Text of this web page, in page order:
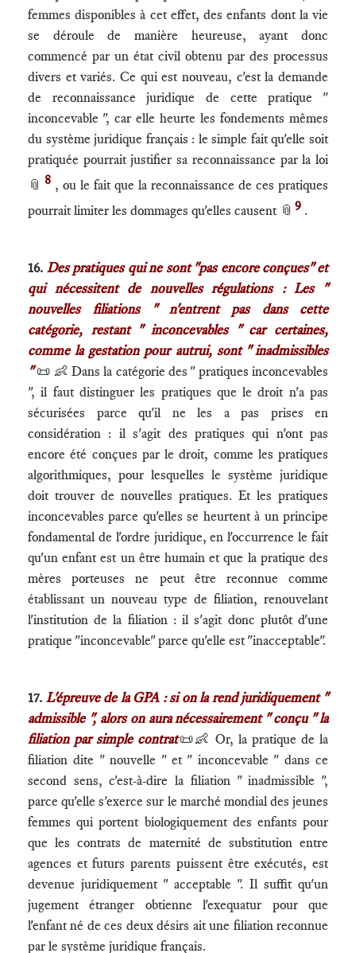
femmes disponibles à cet effet, des enfants dont la vie
se déroule de manière heureuse, ayant donc
commencé par un état civil obtenu par des processus
divers et variés. Ce qui est nouveau, c'est la demande
de reconnaissance juridique de cette pratique "
inconcevable ", car elle heurte les fondements mêmes
du système juridique français : le simple fait qu'elle soit
pratiquée pourrait justifier sa reconnaissance par la loi
📎 8 , ou le fait que la reconnaissance de ces pratiques
pourrait limiter les dommages qu'elles causent 📎 9 .
16. Des pratiques qui ne sont "pas encore conçues" et
qui nécessitent de nouvelles régulations : Les "
nouvelles filiations " n'entrent pas dans cette
catégorie, restant " inconcevables " car certaines,
comme la gestation pour autrui, sont " inadmissibles
"📜 👶 Dans la catégorie des " pratiques inconcevables
", il faut distinguer les pratiques que le droit n'a pas
sécurisées parce qu'il ne les a pas prises en
considération : il s'agit des pratiques qui n'ont pas
encore été conçues par le droit, comme les pratiques
algorithmiques, pour lesquelles le système juridique
doit trouver de nouvelles pratiques. Et les pratiques
inconcevables parce qu'elles se heurtent à un principe
fondamental de l'ordre juridique, en l'occurrence le fait
qu'un enfant est un être humain et que la pratique des
mères porteuses ne peut être reconnue comme
établissant un nouveau type de filiation, renouvelant
l'institution de la filiation : il s'agit donc plutôt d'une
pratique "inconcevable" parce qu'elle est "inacceptable".
17. L'épreuve de la GPA : si on la rend juridiquement "
admissible ", alors on aura nécessairement " conçu " la
filiation par simple contrat📜👶 Or, la pratique de la
filiation dite " nouvelle " et " inconcevable " dans ce
second sens, c'est-à-dire la filiation " inadmissible ",
parce qu'elle s'exerce sur le marché mondial des jeunes
femmes qui portent biologiquement des enfants pour
que les contrats de maternité de substitution entre
agences et futurs parents puissent être exécutés, est
devenue juridiquement " acceptable ". Il suffit qu'un
jugement étranger obtienne l'exequatur pour que
l'enfant né de ces deux désirs ait une filiation reconnue
par le système juridique français.